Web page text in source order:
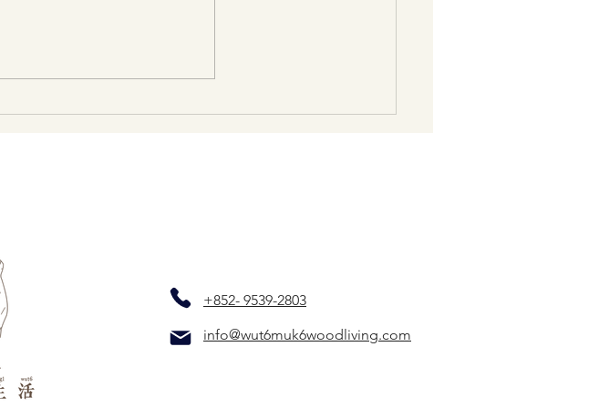
木工工作坊
+852- 9539-2803
info@wut6muk6woodliving.com